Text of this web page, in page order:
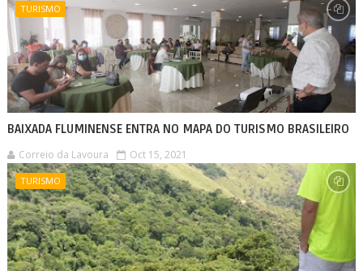
TURISMO
BAIXADA FLUMINENSE ENTRA NO MAPA DO TURISMO BRASILEIRO
Correio da Lavoura Oct 15, 2021
TURISMO